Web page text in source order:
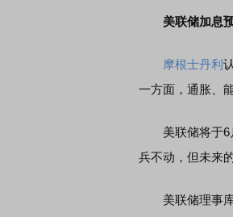
美联储加息
摩根士丹利
一方面，通胀、
美联储将于6月
兵不动，但未来
美联储理事库